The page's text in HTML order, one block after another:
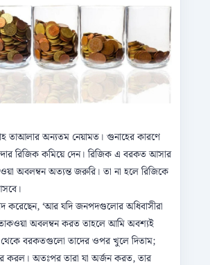
তাআলার অন্যতম নেয়ামত। গুনাহের কারণে
রিজিক কমিয়ে দেন। রিজিক এ বরকত আসার
অবলম্বন অত্যন্ত জরুরি। তা না হলে রিজিকে
করেছেন, ‘আর যদি জনপদগুলোর অধিবাসীরা
অবলম্বন করত তাহলে আমি অবশ্যই
বরকতগুলো তাদের ওপর খুলে দিতাম;
করল। অতঃপর তারা যা অর্জন করত, তার